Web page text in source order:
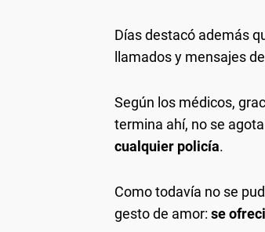
Días destacó además
llamados y mensajes
Según los médicos,
termina ahí, no se
cualquier policía.
Como todavía no se
gesto de amor: se